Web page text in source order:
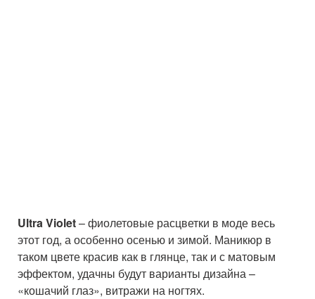
Ultra Violet– фиолетовые расцветки в моде весь
этот год, а особенно осенью и зимой. Маникюр в
таком цвете красив как в глянце, так и с матовым
эффектом, удачны будут варианты дизайна –
«кошачий глаз», витражи на ногтях.